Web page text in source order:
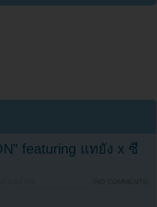
featuring แทยัง x ซี
NO COMMENTS